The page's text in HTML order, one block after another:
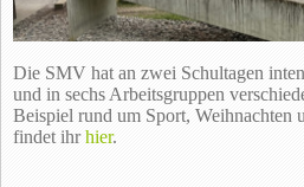
Die SMV hat an zwei Schultagen
und in sechs Arbeitsgruppen
Beispiel rund um Sport, Weihnachten
findet ihrhier.